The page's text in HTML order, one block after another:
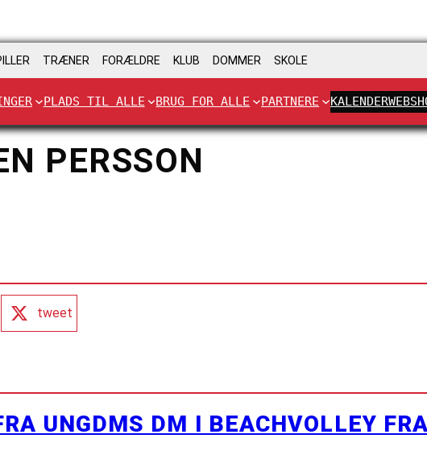
TRÆNER FORÆLDRE KLUB DOMMER SKOLE
PLADS TIL ALLE BRUG FOR ALLE PARTNERE KALENDER
PERSSON
tweet
UNGDMS DM I BEACHVOLLEY